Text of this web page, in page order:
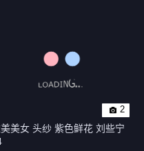
2
美女 头纱 紫色鲜花 刘些宁